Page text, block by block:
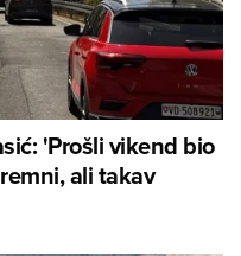
'Prošli vikend bio
ali takav